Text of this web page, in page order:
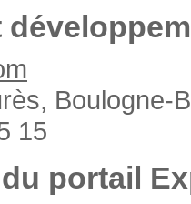
Boulogne-
15
portail